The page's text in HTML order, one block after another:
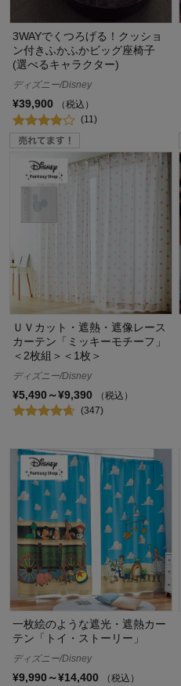
3WAYでくつろげる！クッショ
ン付きふかふかビッグ座椅子
(選べるキャラクター)
ディズニー/Disney
¥39,900
（税込）
(11)
ＵＶカット・遮熱・遮像レース
カーテン「ミッキーモチーフ」
＜2枚組＞＜1枚＞
ディズニー/Disney
¥5,490～¥9,390
（税込）
(347)
一枚絵のような遮光・遮熱カー
テン「トイ・ストーリー」
ディズニー/Disney
¥9,990～¥14,400
（税込）